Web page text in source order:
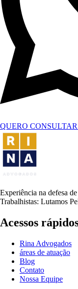
QUERO
Experiência na defesa
Trabalhistas: Lutamos
Acessos
Rina Advogados
áreas de atuação
Blog
Contato
Nossa Equipe